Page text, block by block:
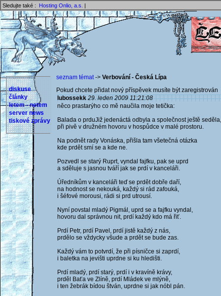
Sledujte také : Hosting Onlio, a.s. |
diskuse
články
letem - netem
server news
tiskové zprávy
seznam témat-> Verbování - Česká Lípa
Pokud chcete přidat nový příspěvek musíte být
lubossekk 29. leden 2009 11:21:08
něco prastarýho co mě naučila moje tetička:
Balada o prduJiž jedenáctá odbyla a společnost ještě seděla,
při pivě v družném hovoru v hospůdce v malé prostoru.
Na podnět rady Vonáska, přišla tam všetečná otázka
kde prdět smí se a kde ne.
Pozvedl se starý Ruprt, vyndal fajfku, pak se uprd
a sděluje s jasnou tváří jak se prdí v kanceláři.
Úředníkům v kanceláři teď se prdět dobře daří,
na hodnost se nekouká, každý si rád zafouká,
i šéfové morousi, rádi si prd utrousí.
Nyní povstal mladý Pigmál, uprd se a fajfku vyndal,
hovoru dal správnou nit, prdí každý kdo má řiť.
Prdí Petr, prdí Pavel, prdí jistě každý z nás,
prdělo se vždycky všude a prdět se bude zas.
Každý vám to potvrdí, že při písničce si zaprdí,
i baletka na jevišti uprdne si ku hledišti.
Prdí mladý, prdí starý, prdí i v kravíně krávy,
prděl Baťa ve Zlíně, prdí Mládek ve mlýně,
i ten žebrák bídou štván, uprdne si jak nóbl pán.